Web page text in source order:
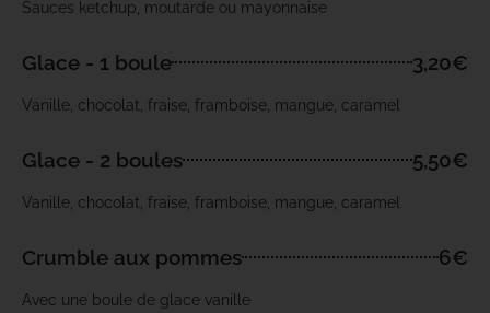
Sauces ketchup, moutarde ou mayonnaise
Glace - 1 boule 3,20€
Vanille, chocolat, fraise, framboise, mangue, caramel
Glace - 2 boules 5,50€
Vanille, chocolat, fraise, framboise, mangue, caramel
Crumble aux pommes 6€
Avec une boule de glace vanille